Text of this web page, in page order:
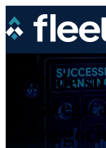
Plan de
del